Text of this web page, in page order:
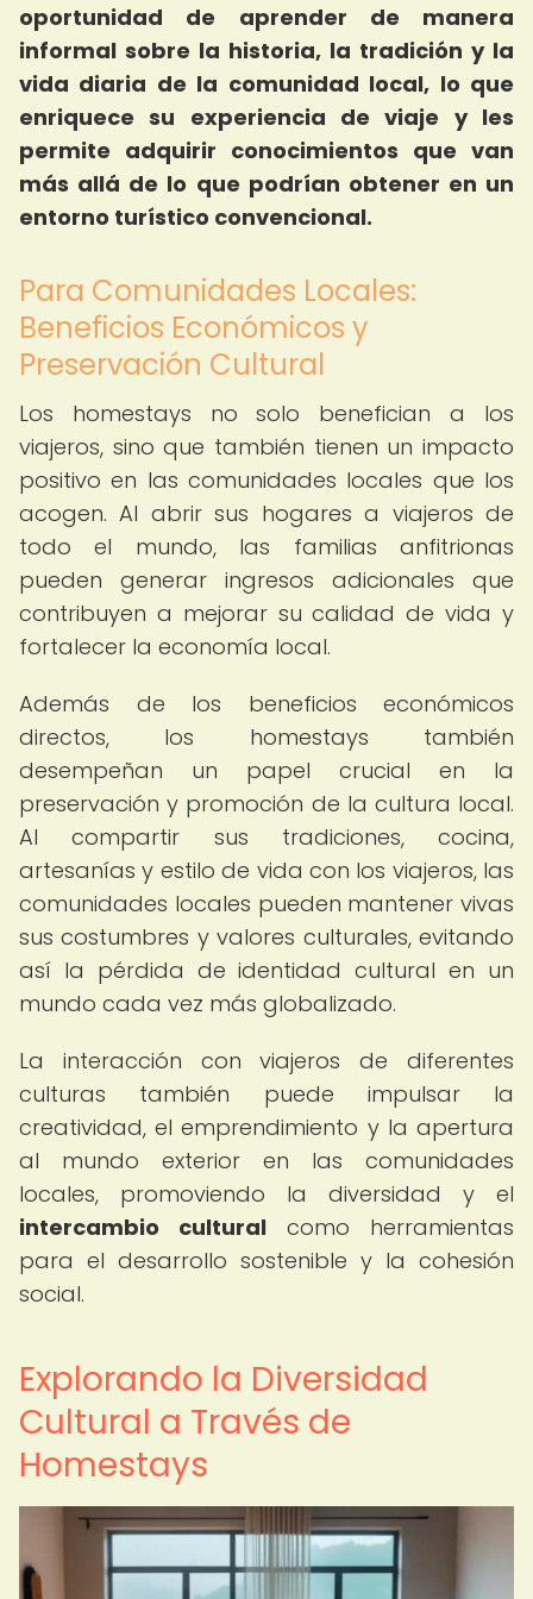
oportunidad de aprender de manera
informal sobre la historia, la tradición y la
vida diaria de la comunidad local, lo que
enriquece su experiencia de viaje y les
permite adquirir conocimientos que van
más allá de lo que podrían obtener en un
entorno turístico convencional.
Para Comunidades Locales:
Beneficios Económicos y
Preservación Cultural
Los homestays no solo benefician a los
viajeros, sino que también tienen un impacto
positivo en las comunidades locales que los
acogen. Al abrir sus hogares a viajeros de
todo el mundo, las familias anfitrionas
pueden generar ingresos adicionales que
contribuyen a mejorar su calidad de vida y
fortalecer la economía local.
Además de los beneficios económicos
directos, los homestays también
desempeñan un papel crucial en la
preservación y promoción de la cultura local.
Al compartir sus tradiciones, cocina,
artesanías y estilo de vida con los viajeros, las
comunidades locales pueden mantener vivas
sus costumbres y valores culturales, evitando
así la pérdida de identidad cultural en un
mundo cada vez más globalizado.
La interacción con viajeros de diferentes
culturas también puede impulsar la
creatividad, el emprendimiento y la apertura
al mundo exterior en las comunidades
locales, promoviendo la diversidad y el
intercambio cultural como herramientas
para el desarrollo sostenible y la cohesión
social.
Explorando la Diversidad
Cultural a Través de
Homestays